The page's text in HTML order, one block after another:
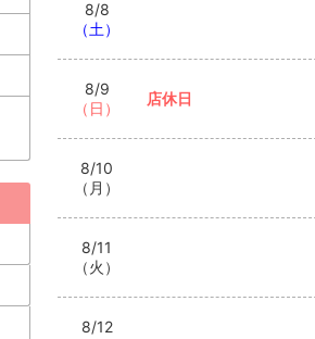
8/8
（土）
8/9
（日）
店休日
8/10
（月）
8/11
（火）
8/12